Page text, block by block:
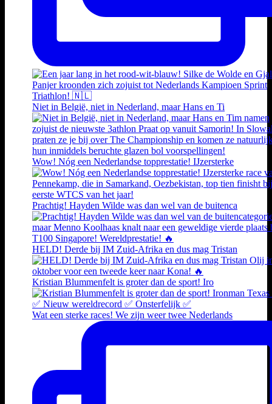
Niet in België, niet in Nederland, maar Hans en Ti
Wow! Nóg een Nederlandse topprestatie! IJzersterke
Prachtig! Hayden Wilde was dan wel van de buitenca
HELD! Derde bij IM Zuid-Afrika en dus mag Tristan
Kristian Blummenfelt is groter dan de sport! Iro
Wat een sterke races! We zijn weer twee Nederlands